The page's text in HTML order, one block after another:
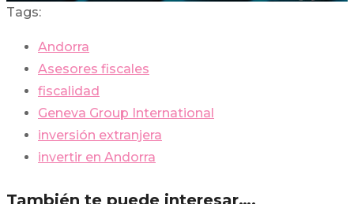
Tags:
Andorra
Asesores fiscales
fiscalidad
Geneva Group International
inversión extranjera
invertir en Andorra